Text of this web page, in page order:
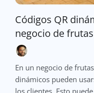
Códigos QR
negocio de
En un negocio de
dinámicos pueden
los clientes. Esto